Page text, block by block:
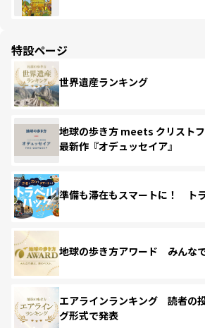
特設ページ
世界遺産ランキング
地球の歩き方 meets クリスト
最新作『オデュッセイア』
準備も滞在もスマートに！ ト
地球の歩き方アワード みんなで
エアラインランキング 読者の
グ形式で発表